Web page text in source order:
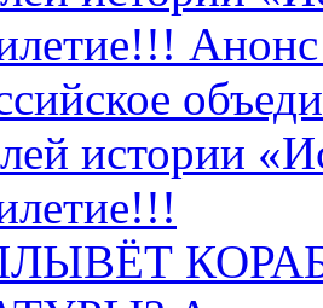
истории